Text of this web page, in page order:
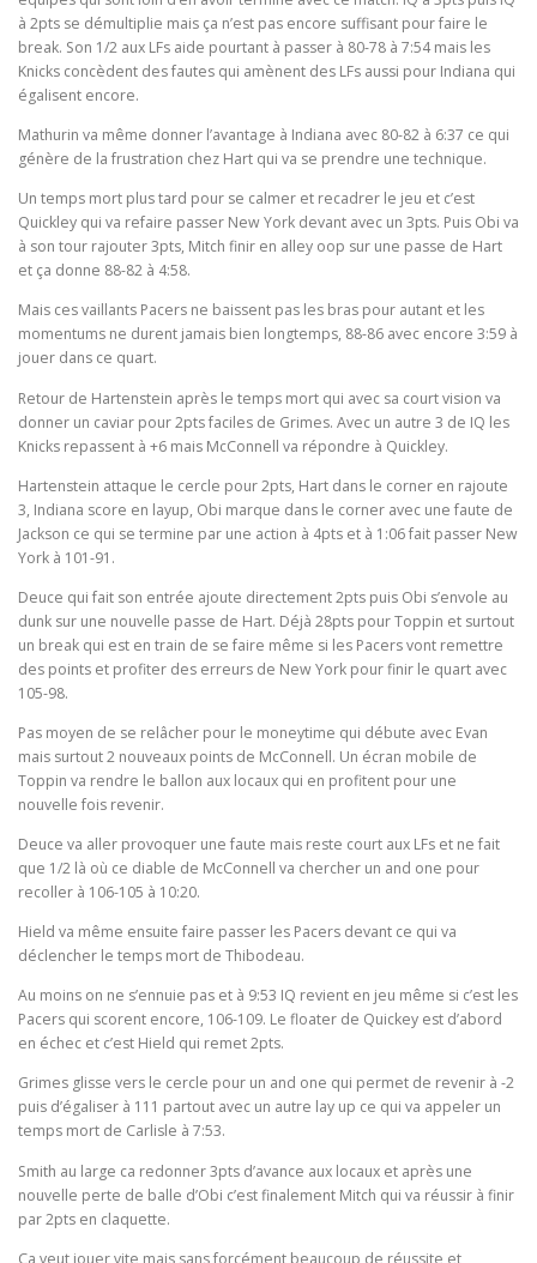
à 2pts se démultiplie mais ça n’est pas encore suffisant pour faire le
break. Son 1/2 aux LFs aide pourtant à passer à 80-78 à 7:54 mais les
Knicks concèdent des fautes qui amènent des LFs aussi pour Indiana qui
égalisent encore.
Mathurin va même donner l’avantage à Indiana avec 80-82 à 6:37 ce qui
génère de la frustration chez Hart qui va se prendre une technique.
Un temps mort plus tard pour se calmer et recadrer le jeu et c’est
Quickley qui va refaire passer New York devant avec un 3pts. Puis Obi va
à son tour rajouter 3pts, Mitch finir en alley oop sur une passe de Hart
et ça donne 88-82 à 4:58.
Mais ces vaillants Pacers ne baissent pas les bras pour autant et les
momentums ne durent jamais bien longtemps, 88-86 avec encore 3:59 à
jouer dans ce quart.
Retour de Hartenstein après le temps mort qui avec sa court vision va
donner un caviar pour 2pts faciles de Grimes. Avec un autre 3 de IQ les
Knicks repassent à +6 mais McConnell va répondre à Quickley.
Hartenstein attaque le cercle pour 2pts, Hart dans le corner en rajoute
3, Indiana score en layup, Obi marque dans le corner avec une faute de
Jackson ce qui se termine par une action à 4pts et à 1:06 fait passer New
York à 101-91.
Deuce qui fait son entrée ajoute directement 2pts puis Obi s’envole au
dunk sur une nouvelle passe de Hart. Déjà 28pts pour Toppin et surtout
un break qui est en train de se faire même si les Pacers vont remettre
des points et profiter des erreurs de New York pour finir le quart avec
105-98.
Pas moyen de se relâcher pour le moneytime qui débute avec Evan
mais surtout 2 nouveaux points de McConnell. Un écran mobile de
Toppin va rendre le ballon aux locaux qui en profitent pour une
nouvelle fois revenir.
Deuce va aller provoquer une faute mais reste court aux LFs et ne fait
que 1/2 là où ce diable de McConnell va chercher un and one pour
recoller à 106-105 à 10:20.
Hield va même ensuite faire passer les Pacers devant ce qui va
déclencher le temps mort de Thibodeau.
Au moins on ne s’ennuie pas et à 9:53 IQ revient en jeu même si c’est les
Pacers qui scorent encore, 106-109. Le floater de Quickey est d’abord
en échec et c’est Hield qui remet 2pts.
Grimes glisse vers le cercle pour un and one qui permet de revenir à -2
puis d’égaliser à 111 partout avec un autre lay up ce qui va appeler un
temps mort de Carlisle à 7:53.
Smith au large ca redonner 3pts d’avance aux locaux et après une
nouvelle perte de balle d’Obi c’est finalement Mitch qui va réussir à finir
par 2pts en claquette.
Ça veut jouer vite mais sans forcément beaucoup de réussite et